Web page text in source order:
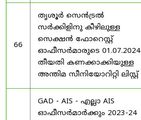
66
തൃശൂർ സെൻട്രൽ
സർക്കിളിനു കീഴിലുള്ള
സെക്ഷൻ ഫോറെസ്റ്റ്
ഓഫീസർമാരുടെ 01.07.2024
തീയതി കണക്കാക്കിയുള്ള
അന്തിമ സീനിയോറിറ്റി ലിസ്റ്റ്
GAD - AIS - എല്ലാ AIS
ഓഫീസർമാർക്കും 2023-24